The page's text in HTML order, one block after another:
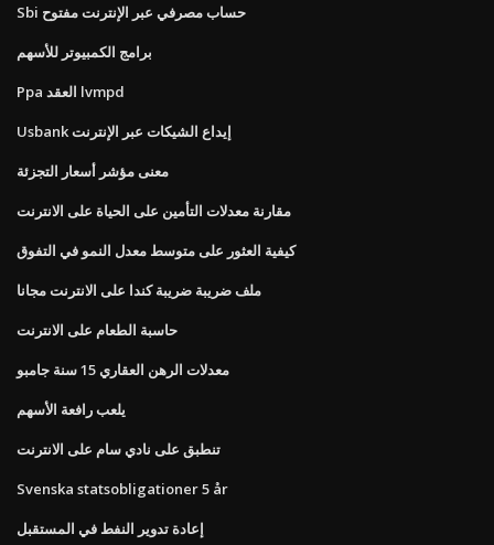
Sbi حساب مصرفي عبر الإنترنت مفتوح
برامج الكمبيوتر للأسهم
Ppa العقد lvmpd
Usbank إيداع الشيكات عبر الإنترنت
معنى مؤشر أسعار التجزئة
مقارنة معدلات التأمين على الحياة على الانترنت
كيفية العثور على متوسط ​​معدل النمو في التفوق
ملف ضريبة ضريبة كندا على الانترنت مجانا
حاسبة الطعام على الانترنت
معدلات الرهن العقاري 15 سنة جامبو
يلعب رافعة الأسهم
تنطبق على نادي سام على الانترنت
Svenska statsobligationer 5 år
إعادة تدوير النفط في المستقبل